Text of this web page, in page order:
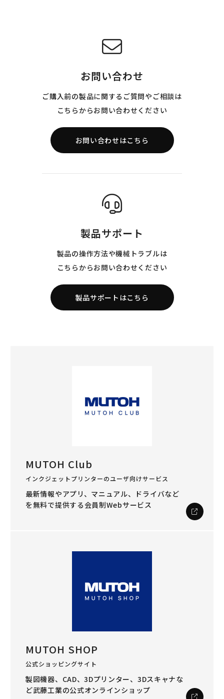
お問い合わせ
ご購入前の製品に関するご質問やご相談は
こちらからお問い合わせください
お問い合わせはこちら
製品サポート
製品の操作方法や機械トラブルは
こちらからお問い合わせください
製品サポートはこちら
MUTOH Club
インクジェットプリンターのユーザ向けサービス
最新情報やアプリ、マニュアル、ドライバなど
を無料で提供する会員制Webサービス
MUTOH SHOP
公式ショッピングサイト
製図機器、CAD、3Dプリンター、3Dスキャナな
ど武藤工業の公式オンラインショップ